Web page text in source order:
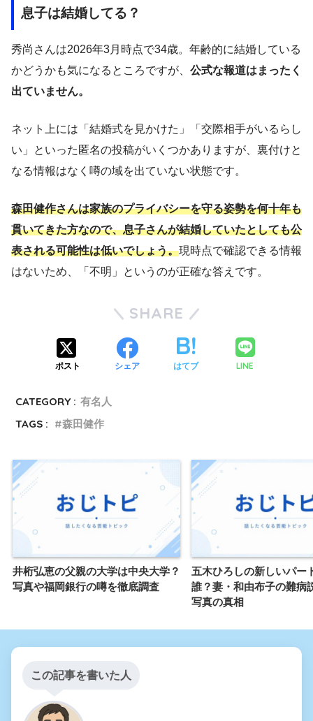
息子は結婚してる？
秀尚さんは2026年3月時点で34歳。年齢的に結婚している
かどうかも気になるところですが、 公式な報道はまったく
出ていません。
ネット上には「結婚式を見かけた」「交際相手がいるらし
い」といった匿名の投稿がいくつかありますが、裏付けと
なる情報はなく噂の域を出ていない状態です。
森田健作さんは家族のプライバシーを守る姿勢を何十年も
貫いてきた方なので、息子さんが結婚していたとしても公
表される可能性は低いでしょう。現時点で確認できる情報
はないため、「不明」というのが正確な答えです。
SHARE
ポスト シェア はてブ LINE
CATEGORY : 有名人
TAGS :
森田健作
井桁弘恵の父親の大学は中央大学？
写真や福岡銀行の噂を徹底調査
五木ひろしの新しいパー
誰？妻・和由布子の難病
写真の真相
この記事を書いた人